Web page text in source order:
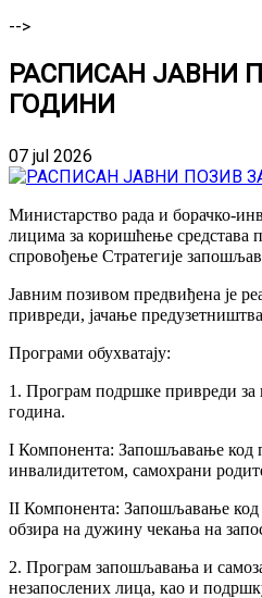
-->
РАСПИСАН ЈАВНИ
ГОДИНИ
07 jul 2026
Министарство рада и борачко-
лицима за коришћење средстава
спровођење Стратегије
Јавним позивом предвиђена је
привреди, јачање
Програми обухватају:
1. Програм подршке привреди
година.
I Компонента: Запошљавање код
инвалидитетом, самохрани
II Компонента: Запошљавање код
обзира на дужину чекања на
2. Програм запошљавања и
незапослених лица, као и